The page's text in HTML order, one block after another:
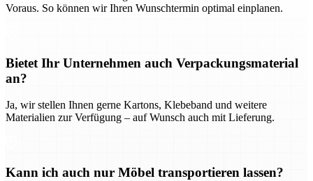
Voraus. So können wir Ihren Wunschtermin optimal einplanen.
Bietet Ihr Unternehmen auch Verpackungsmaterial
an?
Ja, wir stellen Ihnen gerne Kartons, Klebeband und weitere
Materialien zur Verfügung – auf Wunsch auch mit Lieferung.
Kann ich auch nur Möbel transportieren lassen?